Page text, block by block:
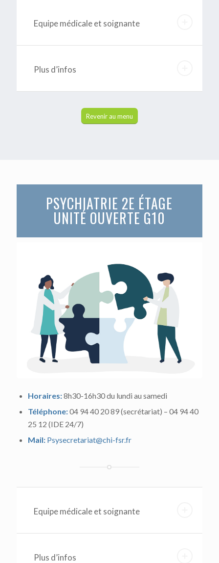
Equipe médicale et soignante
Plus d’infos
Revenir au menu
PSYCHIATRIE 2E ÉTAGE
UNITÉ OUVERTE G10
Horaires:8h30-16h30 du lundi au samedi
Téléphone:04 94 40 20 89 (secrétariat) – 04 94 40
25 12 (IDE 24/7)
Mail: Psysecretariat@chi-fsr.fr
Equipe médicale et soignante
Plus d’infos